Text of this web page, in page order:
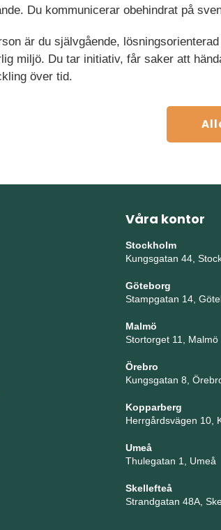
Du kommunicerar obehindrat på
är du självgående,
miljö. Du tar initiativ, får saker att
över tid.
Våra kontor
Stockholm
Kungsgatan 44,
Göteborg
Stampgatan 14,
Malmö
Stortorget 11, Malmö
Örebro
Kungsgatan 8,
Kopparberg
Herrgårdsvägen 10,
Umeå
Thulegatan 1, Umeå
Skellefteå
Strandgatan 48A,